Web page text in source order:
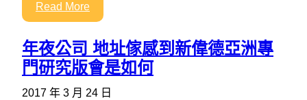
Read More
年夜公司 地址傢感到新偉德亞洲專
門研究版會是如何
2017 年 3 月 24 日